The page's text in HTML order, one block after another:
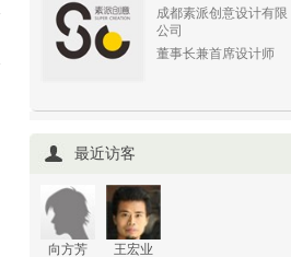
成都素派创意设计有限
公司
董事长兼首席设计师
最近访客
向方芳 王宏业